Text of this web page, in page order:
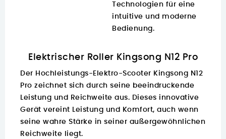
Technologien für eine
intuitive und moderne
Bedienung.
Elektrischer Roller Kingsong N12 Pro
Der Hochleistungs-Elektro-Scooter Kingsong N12
Pro zeichnet sich durch seine beeindruckende
Leistung und Reichweite aus. Dieses innovative
Gerät vereint Leistung und Komfort, auch wenn
seine wahre Stärke in seiner außergewöhnlichen
Reichweite liegt.